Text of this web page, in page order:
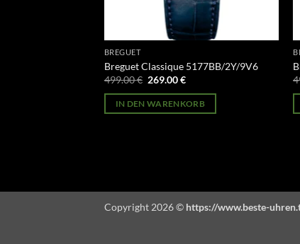
BREGUET
Breguet Classique 5177BB/2Y/9V6
499.00€ Ursprünglicher
war:
499.00 €
269.00€Aktueller
ist:
269.00 €.
IN DEN WARENKORB
Copyright 2026 © https://www.beste-